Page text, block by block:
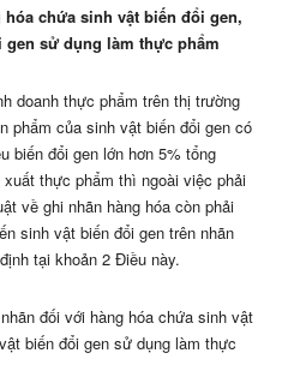
chứa sinh vật biến đổi gen,
sử dụng làm thực phẩm
doanh thực phẩm trên thị trường
phẩm của sinh vật biến đổi gen có
biến đổi gen lớn hơn 5% tổng
thực phẩm thì ngoài việc phải
về ghi nhãn hàng hóa còn phải
sinh vật biến đổi gen trên nhãn
tại khoản 2 Điều này.
đối với hàng hóa chứa sinh vật
biến đổi gen sử dụng làm thực